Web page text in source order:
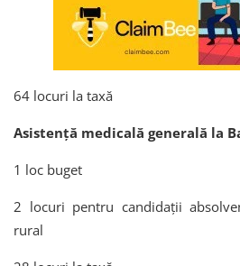
64 locuri la taxă
Asistenţă medicală generală la
1 loc buget
2 locuri pentru candidații
rural